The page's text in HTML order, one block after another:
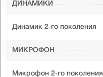
ДИНАМИКИ
Динамик 2‑го поколения
МИКРОФОН
Микрофон 2‑го поколения